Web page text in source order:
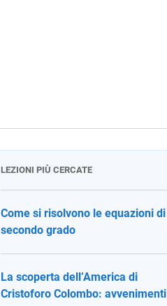
LEZIONI PIÙ CERCATE
Come si risolvono le equazioni di
secondo grado
La scoperta dell’America di
Cristoforo Colombo: avvenimenti